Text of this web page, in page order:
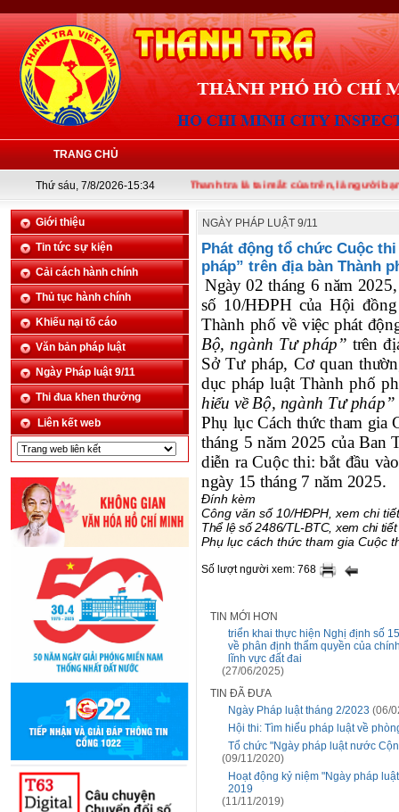
TRANG CHỦ
Thứ sáu, 7/8/2026-15:34 Thanh tra là tai mắt của trên, là người bạn của
Giới thiệu
Tin tức sự kiện
Cải cách hành chính
Thủ tục hành chính
Khiếu nại tố cáo
Văn bản pháp luật
Ngày Pháp luật 9/11
Thi đua khen thưởng
Liên kết web
NGÀY PHÁP LUẬT 9/11
Phát động tổ chức Cuộc
pháp” trên địa bàn Thành
Ngày 02 tháng 6 năm
số 10/HĐPH của Hội
Thành phố về việc phát
Bộ, ngành Tư pháp” trên
Sở Tư pháp, Cơ quan
dục pháp luật Thành phố
hiểu về Bộ, ngành Tư pháp”
Phụ lục Cách thức tham
tháng 5 năm 2025 của Ban
diễn ra Cuộc thi: bắt đầu
ngày 15 tháng 7 năm 2025.
Đính kèm
Công văn số 10/HĐPH, xem chi
Thể lệ số 2486/TL-BTC, xem chi
Phụ lục cách thức tham gia Cuộc
Số lượt người xem: 768
TIN MỚI HƠN
triển khai thực hiện Nghị định số
về phân định thẩm quyền của
lĩnh vực đất đai
(27/06/2025)
TIN ĐÃ ĐƯA
Ngày Pháp luật tháng 2/2023 (06/
Hội thi: Tìm hiểu pháp luật về
Tổ chức "Ngày pháp luật nước
(09/11/2020)
Hoạt động kỷ niệm "Ngày pháp
2019
(11/11/2019)